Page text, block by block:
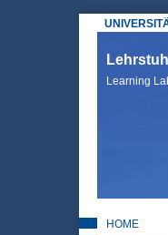
Learning
HOME